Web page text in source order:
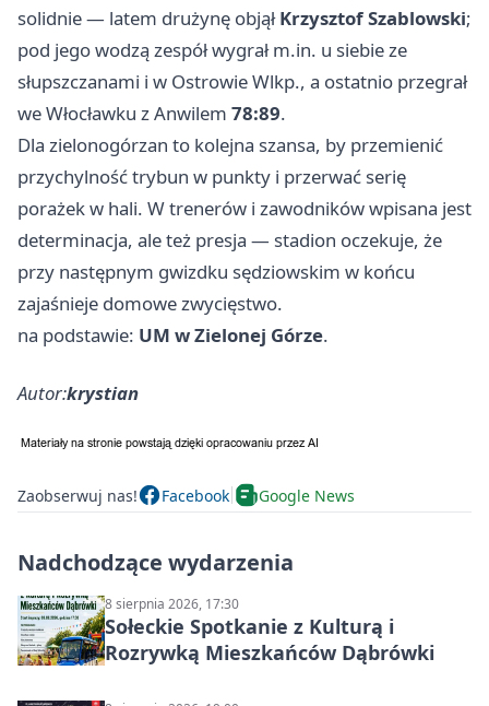
solidnie — latem drużynę objąłKrzysztof Szablowski;
pod jego wodzą zespół wygrał m.in. u siebie ze
słupszczanami i w Ostrowie Wlkp., a ostatnio przegrał
we Włocławku z Anwilem 78:89.
Dla zielonogórzan to kolejna szansa, by przemienić
przychylność trybun w punkty i przerwać serię
porażek w hali. W trenerów i zawodników wpisana jest
determinacja, ale też presja — stadion oczekuje, że
przy następnym gwizdku sędziowskim w końcu
zajaśnieje domowe zwycięstwo.
na podstawie: UM w Zielonej Górze.
Autor:krystian
Zaobserwuj nas! Facebook Google News
Nadchodzące wydarzenia
8 sierpnia 2026, 17:30
Sołeckie Spotkanie z Kulturą i
Rozrywką Mieszkańców Dąbrówki